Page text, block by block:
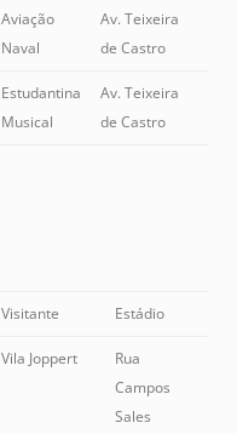
Aviação
Naval
Av. Teixeira
de Castro
Estudantina
Musical
Av. Teixeira
de Castro
Visitante Estádio
Vila Joppert
Rua
Campos
Sales